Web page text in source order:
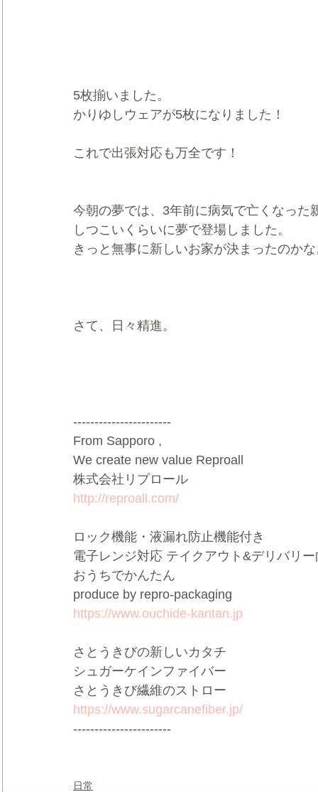
5枚揃いました。
かりゆしウェアが5枚になりました！
これで出張対応も万全です！
今朝の夢では、3年前に病気で亡くなった
しつこいくらいに夢で登場しました。
きっと無事に新しいお家が決まったのか
さて、日々精進。
-----------------------
From Sapporo ,
We create new value Reproall
株式会社リプロール
http://reproall.com/
ロック機能・液漏れ防止機能付き
電子レンジ対応 テイクアウト&デリバリ
おうちでかんたん
produce by repro-packaging
https://www.ouchide-kantan.jp
さとうきびの新しいカタチ
シュガーケインファイバー
さとうきび繊維のストロー
https://www.sugarcanefiber.jp/
-----------------------
日常